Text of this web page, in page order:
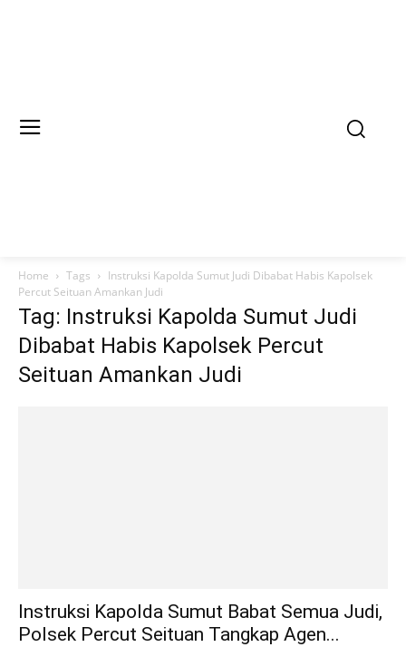
Home Tags
Instruksi Kapolda Sumut Judi Dibabat Habis Kapolsek
Percut Seituan Amankan Judi
Tag: Instruksi Kapolda Sumut Judi
Dibabat Habis Kapolsek Percut
Seituan Amankan Judi
Instruksi Kapolda Sumut Babat Semua Judi,
Polsek Percut Seituan Tangkap Agen...